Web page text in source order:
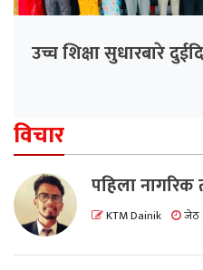
उच्च शिक्षा सुधारबारे
विचार
पहिला नागरिक
KTM Dainik जेठ